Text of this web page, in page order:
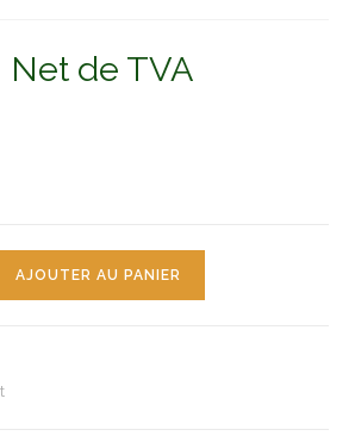
Net de TVA
AJOUTER AU PANIER